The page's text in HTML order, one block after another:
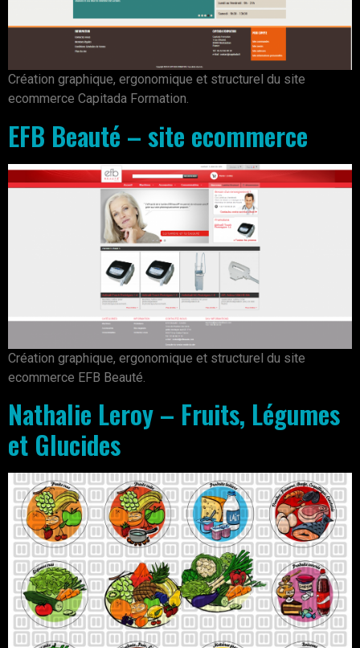
Création graphique, ergonomique et structurel du site
ecommerce Capitada Formation.
EFB Beauté – site ecommerce
Création graphique, ergonomique et structurel du site
ecommerce EFB Beauté.
Nathalie Leroy – Fruits, Légumes
et Glucides